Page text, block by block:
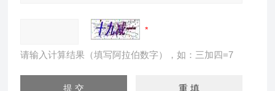
请输入计算结果（填写阿拉伯数字），如：三加四=7